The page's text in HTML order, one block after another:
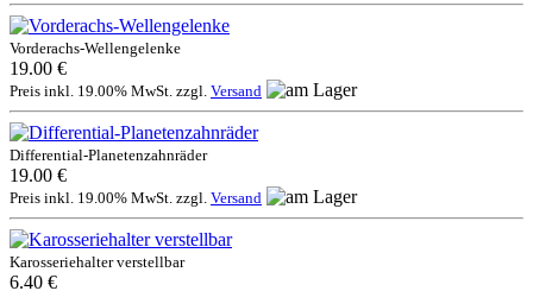
Vorderachs-Wellengelenke
19.00 €
Preis inkl. 19.00% MwSt. zzgl. Versand
Differential-Planetenzahnräder
19.00 €
Preis inkl. 19.00% MwSt. zzgl. Versand
Karosseriehalter verstellbar
6.40 €